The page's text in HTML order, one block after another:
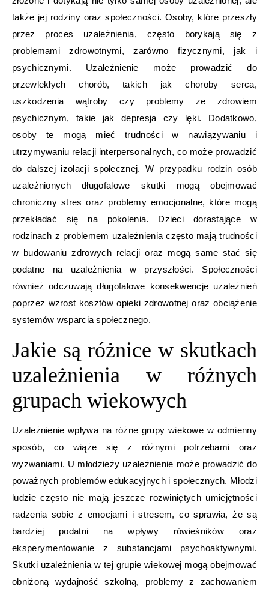
także jej rodziny oraz społeczności. Osoby, które przeszły
przez proces uzależnienia, często borykają się z
problemami zdrowotnymi, zarówno fizycznymi, jak i
psychicznymi. Uzależnienie może prowadzić do
przewlekłych chorób, takich jak choroby serca,
uszkodzenia wątroby czy problemy ze zdrowiem
psychicznym, takie jak depresja czy lęki. Dodatkowo,
osoby te mogą mieć trudności w nawiązywaniu i
utrzymywaniu relacji interpersonalnych, co może prowadzić
do dalszej izolacji społecznej. W przypadku rodzin osób
uzależnionych długofalowe skutki mogą obejmować
chroniczny stres oraz problemy emocjonalne, które mogą
przekładać się na pokolenia. Dzieci dorastające w
rodzinach z problemem uzależnienia często mają trudności
w budowaniu zdrowych relacji oraz mogą same stać się
podatne na uzależnienia w przyszłości. Społeczności
również odczuwają długofalowe konsekwencje uzależnień
poprzez wzrost kosztów opieki zdrowotnej oraz obciążenie
systemów wsparcia społecznego.
Jakie są różnice w skutkach
uzależnienia w różnych
grupach wiekowych
Uzależnienie wpływa na różne grupy wiekowe w odmienny
sposób, co wiąże się z różnymi potrzebami oraz
wyzwaniami. U młodzieży uzależnienie może prowadzić do
poważnych problemów edukacyjnych i społecznych. Młodzi
ludzie często nie mają jeszcze rozwiniętych umiejętności
radzenia sobie z emocjami i stresem, co sprawia, że są
bardziej podatni na wpływy rówieśników oraz
eksperymentowanie z substancjami psychoaktywnymi.
Skutki uzależnienia w tej grupie wiekowej mogą obejmować
obniżoną wydajność szkolną, problemy z zachowaniem